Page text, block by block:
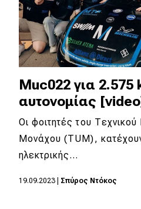
Muc022 για 2.575
αυτονομίας
Oι φοιτητές του
Μονάχου (TUM),
ηλεκτρικής…
19.09.2023 Σπύρος Ντόκος